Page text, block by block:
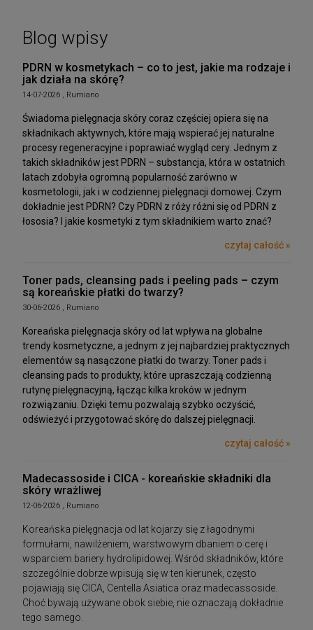
Blog wpisy
PDRN w kosmetykach – co to jest, jakie ma rodzaje i
jak działa na skórę?
14-07-2026 , Rumiano
Świadoma pielęgnacja skóry coraz częściej opiera się na
składnikach aktywnych, które mają wspierać jej naturalne
procesy regeneracyjne i poprawiać wygląd cery. Jednym z
takich składników jest PDRN – substancja, która w ostatnich
latach zdobyła ogromną popularność zarówno w
kosmetologii, jak i w codziennej pielęgnacji domowej. Czym
dokładnie jest PDRN? Czy PDRN z róży różni się od PDRN z
łososia? I jakie kosmetyki z tym składnikiem warto znać?
czytaj całość »
Toner pads, cleansing pads i peeling pads – czym
są koreańskie płatki do twarzy?
30-06-2026 , Rumiano
Koreańska pielęgnacja skóry od lat wpływa na globalne
trendy kosmetyczne, a jednym z jej najbardziej praktycznych
elementów są nasączone płatki do twarzy. Toner pads i
cleansing pads to produkty, które upraszczają codzienną
rutynę pielęgnacyjną, łącząc kilka kroków w jednym
rozwiązaniu. Dzięki temu pozwalają szybko oczyścić,
odświeżyć i przygotować skórę do dalszej pielęgnacji.
czytaj całość »
Madecassoside i CICA - koreańskie składniki dla
skóry wrażliwej
12-06-2026 , Rumiano
Koreańska pielęgnacja od lat kojarzy się z łagodnymi
formułami, nawilżeniem, warstwowym dbaniem o cerę i
wsparciem bariery hydrolipidowej. Wśród składników, które
szczególnie dobrze wpisują się w ten kierunek, często
pojawiają się CICA, Centella Asiatica oraz madecassoside.
Choć bywają używane obok siebie, nie oznaczają dokładnie
tego samego.